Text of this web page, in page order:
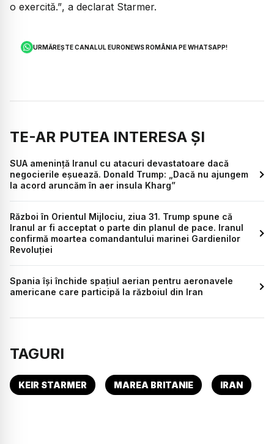
o exercită.”, a declarat Starmer.
URMĂREȘTE CANALUL EURONEWS ROMÂNIA PE WHATSAPP!
TE-AR PUTEA INTERESA ȘI
SUA amenință Iranul cu atacuri devastatoare dacă
negocierile eșuează. Donald Trump: „Dacă nu ajungem
la acord aruncăm în aer insula Kharg”
Război în Orientul Mijlociu, ziua 31. Trump spune că
Iranul ar fi acceptat o parte din planul de pace. Iranul
confirmă moartea comandantului marinei Gardienilor
Revoluției
Spania își închide spațiul aerian pentru aeronavele
americane care participă la războiul din Iran
TAGURI
KEIR STARMER MAREA BRITANIE IRAN